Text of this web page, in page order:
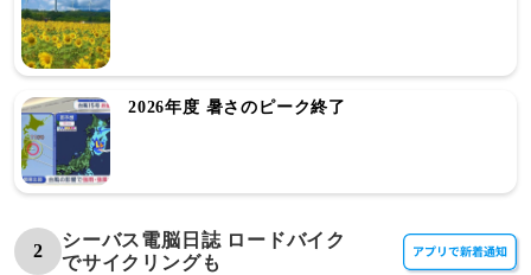
2026年度 暑さのピーク終了
2
シーバス電脳日誌 ロードバイク
でサイクリングも